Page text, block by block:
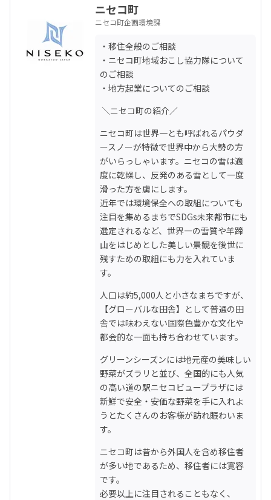
ニセコ町
ニセコ町企画環境課
・移住全般のご相談
・ニセコ町地域おこし協力隊について
のご相談
・地方起業についてのご相談
＼ニセコ町の紹介／
ニセコ町は世界一とも呼ばれるパウダ
ースノーが特徴で世界中から大勢の方
がいらっしゃいます。ニセコの雪は適
度に乾燥し、反発のある雪として一度
滑った方を虜にします。
近年では環境保全への取組についても
注目を集めるまちでSDGs未来都市にも
選定されるなど、世界一の雪質や羊蹄
山をはじめとした美しい景観を後世に
残すための取組にも力を入れていま
す。
人口は約5,000人と小さなまちですが、
【グローバルな田舎】として普通の田
舎では味わえない国際色豊かな文化や
都会的な一面も持ち合わせています。
グリーンシーズンには地元産の美味しい
野菜がズラリと並び、全国的にも人気
の高い道の駅ニセコビュープラザには
新鮮で安全・安価な野菜を手に入れよ
うとたくさんのお客様が訪れ賑わいま
す。
ニセコ町は昔から外国人を含め移住者
が多い地であるため、移住者には寛容
です。
必要以上に注目されることもなく、